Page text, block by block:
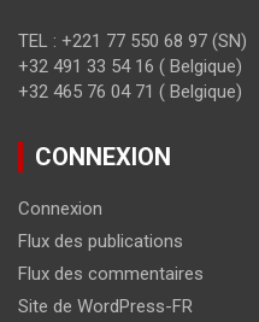
TEL : +221 77 550 68 97 (SN)
+32 491 33 54 16 ( Belgique)
+32 465 76 04 71 ( Belgique)
CONNEXION
Connexion
Flux des publications
Flux des commentaires
Site de WordPress-FR